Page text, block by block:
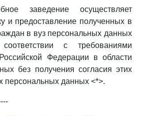
заведение осуществляет
и предоставление полученных в
в вуз персональных данных
с требованиями
Федерации в области
без получения согласия этих
персональных данных <*>.